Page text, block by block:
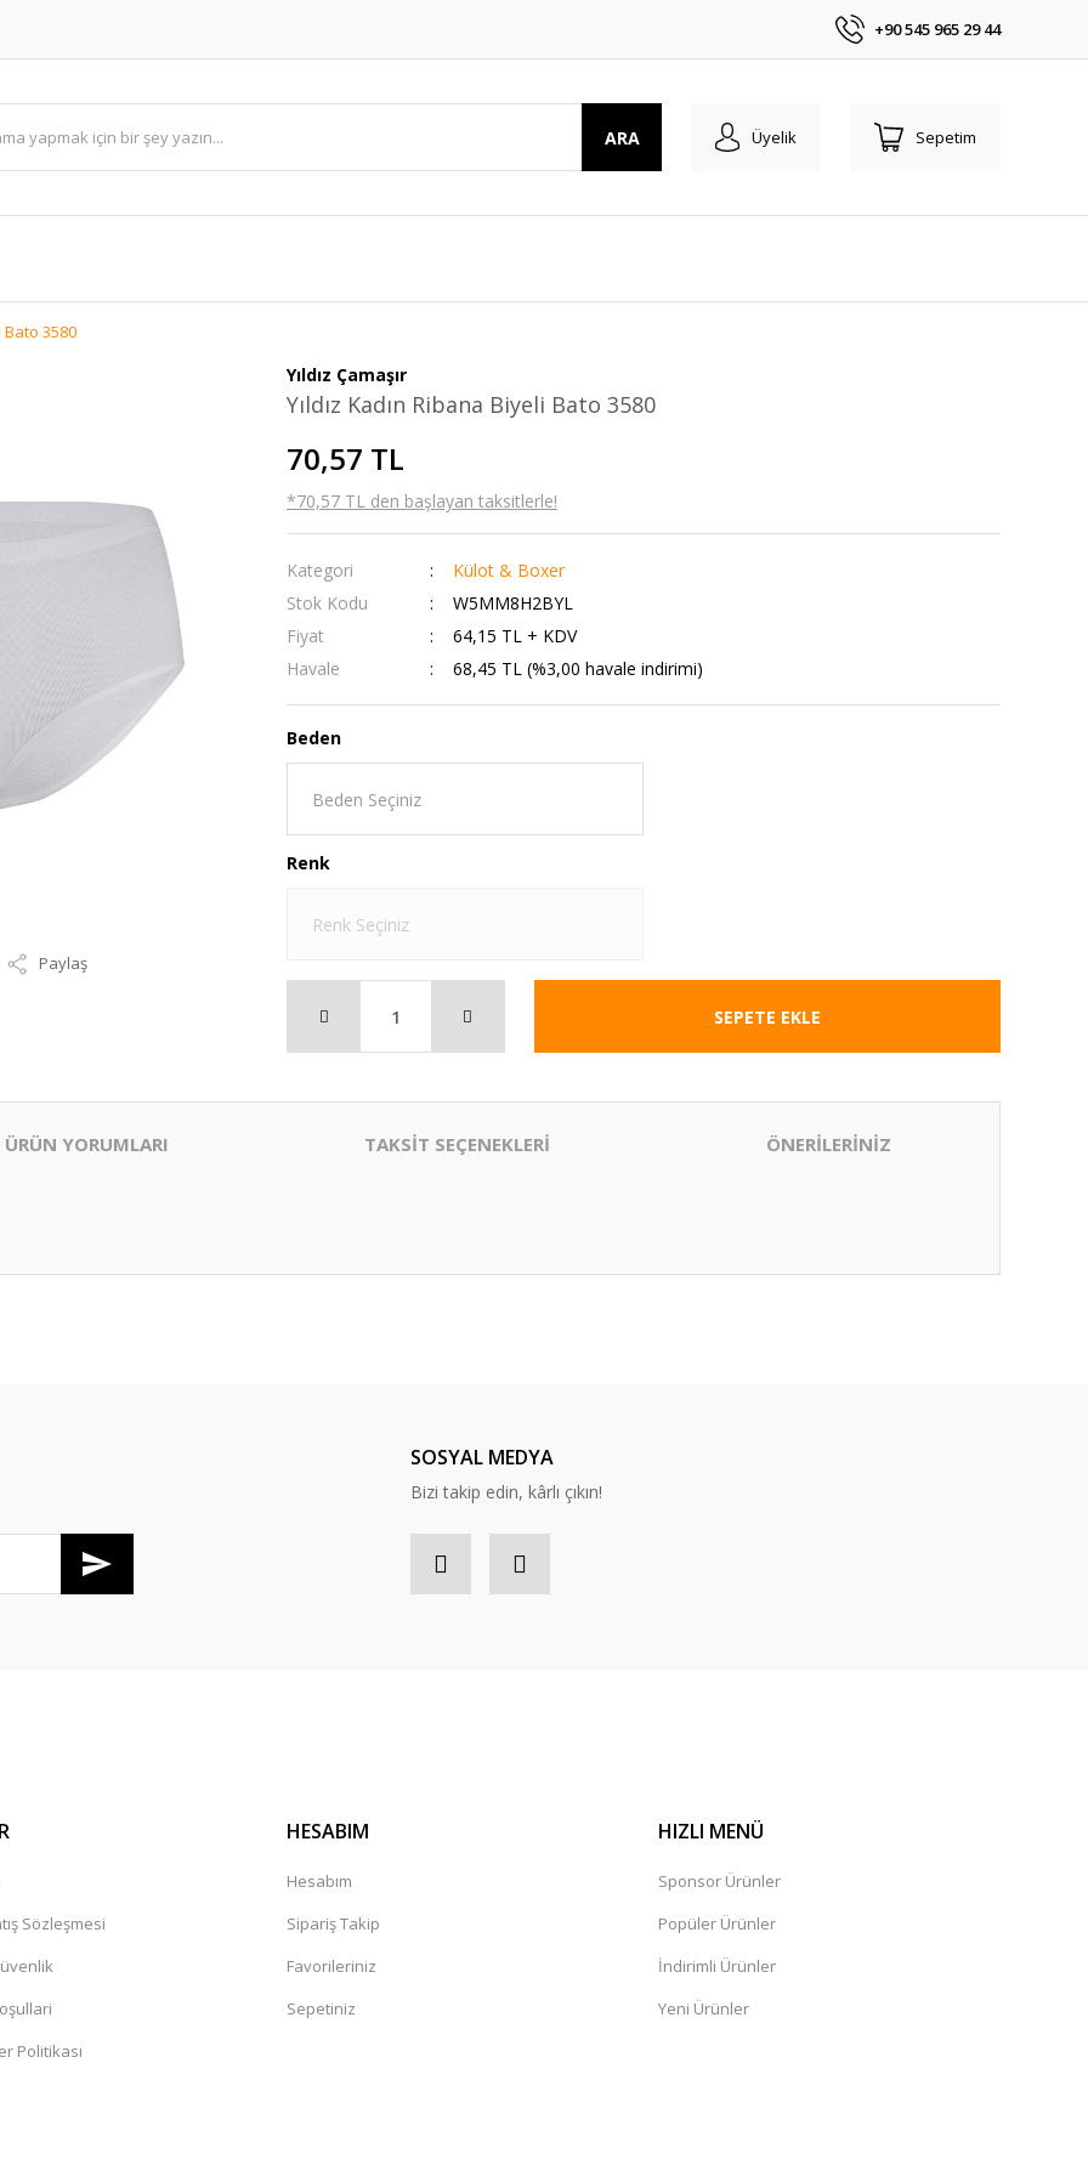
+90 545 965 29 44
ARA Üyelik Sepetim
Bato 3580
Paylaş
Yıldız Çamaşır
Yıldız Kadın Ribana Biyeli Bato 3580
70,57 TL
*70,57 TL den başlayan taksitlerle!
Kategori
Külot & Boxer
Stok Kodu
W5MM8H2BYL
Fiyat
64,15 TL + KDV
Havale
68,45 TL (%3,00 havale indirimi)
Beden
Renk
SEPETE EKLE
ÜRÜN YORUMLARI TAKSİT SEÇENEKLERİ ÖNERİLERİNİZ
SOSYAL MEDYA
Bizi takip edin, kârlı çıkın!
Sözleşmesi
Politikası
HESABIM
Hesabım
Sipariş Takip
Favorileriniz
Sepetiniz
HIZLI MENÜ
Sponsor Ürünler
Popüler Ürünler
İndirimli Ürünler
Yeni Ürünler